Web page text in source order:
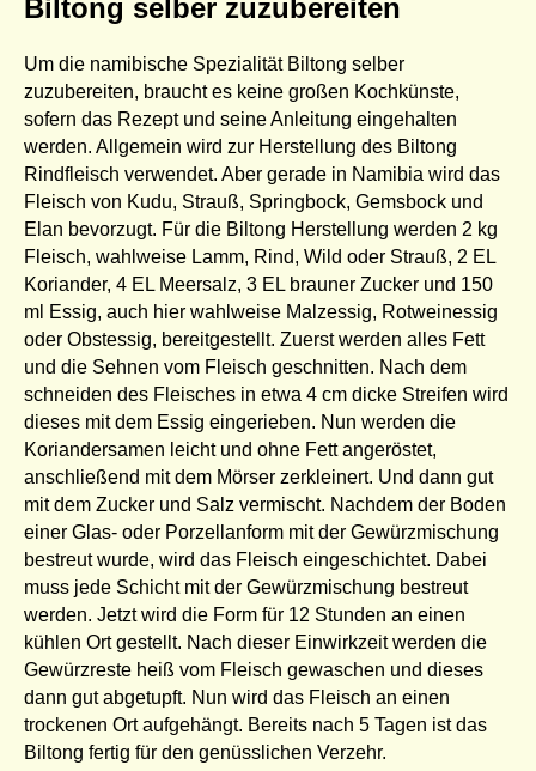
Biltong selber zuzubereiten
Um die namibische Spezialität Biltong selber
zuzubereiten, braucht es keine großen Kochkünste,
sofern das Rezept und seine Anleitung eingehalten
werden. Allgemein wird zur Herstellung des Biltong
Rindfleisch verwendet. Aber gerade in Namibia wird das
Fleisch von Kudu, Strauß, Springbock, Gemsbock und
Elan bevorzugt. Für die Biltong Herstellung werden 2 kg
Fleisch, wahlweise Lamm, Rind, Wild oder Strauß, 2 EL
Koriander, 4 EL Meersalz, 3 EL brauner Zucker und 150
ml Essig, auch hier wahlweise Malzessig, Rotweinessig
oder Obstessig, bereitgestellt. Zuerst werden alles Fett
und die Sehnen vom Fleisch geschnitten. Nach dem
schneiden des Fleisches in etwa 4 cm dicke Streifen wird
dieses mit dem Essig eingerieben. Nun werden die
Koriandersamen leicht und ohne Fett angeröstet,
anschließend mit dem Mörser zerkleinert. Und dann gut
mit dem Zucker und Salz vermischt. Nachdem der Boden
einer Glas- oder Porzellanform mit der Gewürzmischung
bestreut wurde, wird das Fleisch eingeschichtet. Dabei
muss jede Schicht mit der Gewürzmischung bestreut
werden. Jetzt wird die Form für 12 Stunden an einen
kühlen Ort gestellt. Nach dieser Einwirkzeit werden die
Gewürzreste heiß vom Fleisch gewaschen und dieses
dann gut abgetupft. Nun wird das Fleisch an einen
trockenen Ort aufgehängt. Bereits nach 5 Tagen ist das
Biltong fertig für den genüsslichen Verzehr.